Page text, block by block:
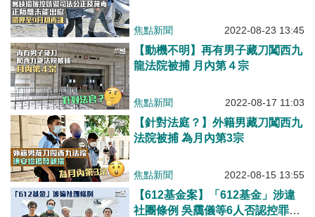
焦點新聞 2022-08-23 13:45
【動機不明】再有男子藏刀闖西九
龍法院被捕 月內第４宗
焦點新聞 2022-08-17 11:03
【針對法庭？】外籍男藏刀闖西九
法院被捕 為月內第3宗
焦點新聞 2022-08-15 13:55
【612基金案】「612基金」涉違
社團條例 吳靄儀等6人否認控罪排